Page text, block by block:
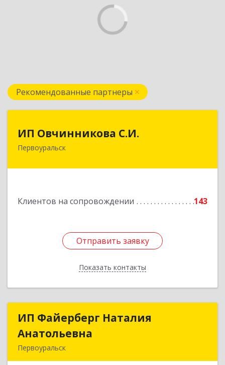
Рекомендованные партнеры
ИП Овчинникова С.И.
Первоуральск
Клиентов на сопровождении 143
Отправить заявку
Показать контакты
623119, Свердловская обл, Первоуральск г,
Отправить заявку
Назад
ИП Файерберг Наталия
Анатольевна
Первоуральск
ИП Файерберг Наталия